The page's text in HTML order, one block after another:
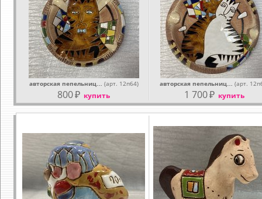
авторская пепельниц… (арт. 12п64)
800₽ купить
авторская пепельниц… (арт.
1 700₽ купить